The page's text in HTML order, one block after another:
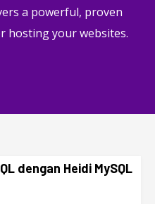
a powerful, proven
hosting your websites.
dengan Heidi MySQL